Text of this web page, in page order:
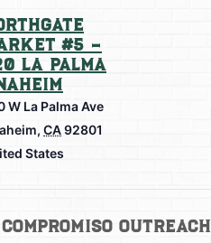
#5 –
La Palma
W La Palma Ave
, CA92801
States
Outreach